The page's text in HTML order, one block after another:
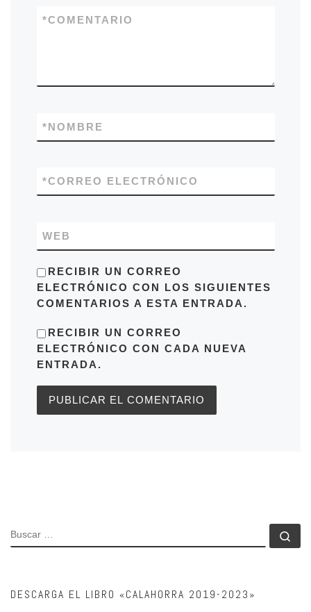
COMENTARIO
*
NOMBRE
*
CORREO ELECTRÓNICO
*
WEB
RECIBIR UN CORREO
ELECTRÓNICO CON LOS SIGUIENTES
COMENTARIOS A ESTA ENTRADA.
RECIBIR UN CORREO
ELECTRÓNICO CON CADA NUEVA
ENTRADA.
BUSCAR
DESCARGA EL LIBRO «CALAHORRA 2019-2023»